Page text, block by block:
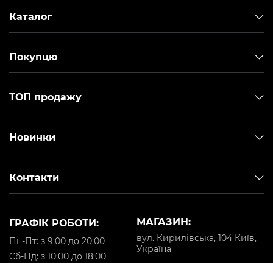
Каталог
Покупцю
ТОП продажу
Новинки
Контакти
МАГАЗИН:
вул. Кирилівська, 104 Київ,
Україна
ГРАФІК РОБОТИ:
Пн-Пт: з 9:00 до 20:00
Cб-Нд: з 10:00 до 18:00